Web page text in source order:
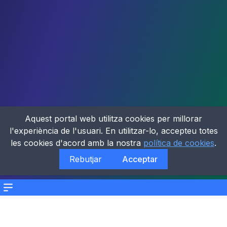
Menu
Aquest portal web utilitza cookies per millorar
l'experiència de l'usuari. En utilitzar-lo, accepteu totes
les cookies d'acord amb la nostra política de cookies.
Rebutjar
Acceptar